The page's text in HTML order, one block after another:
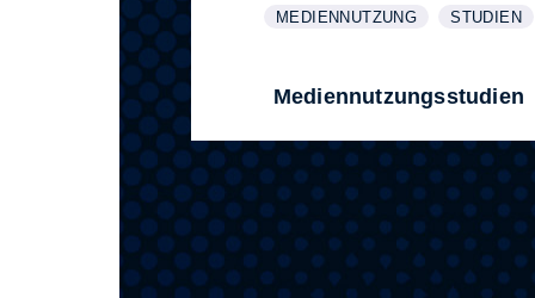
WEITERE INFORMATIONEN ZUM
MEDIENNUTZUNG
ANZEIGEN WEITERE
STUDIEN
ANZEIGEN
Mediennutzungsstudien